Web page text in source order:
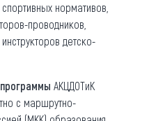
нормативов,
проводников,
детско-
АКЦДОТиК
с маршрутно-